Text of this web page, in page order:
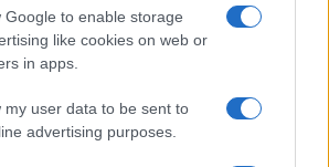
Google to enable storage
like cookies on web or
in apps.
my user data to be sent to
advertising purposes.